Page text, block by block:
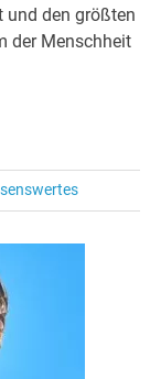
und den größten
der Menschheit